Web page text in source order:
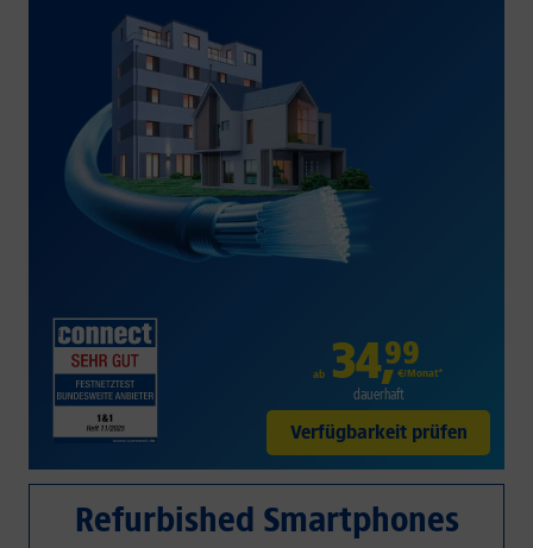
ab 34,99
€/Monat*
dauerhaft
Verfügbarkeit prüfen
Refurbished Smartphones